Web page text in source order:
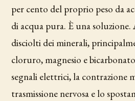
per cento del proprio peso da
di acqua pura. È una
disciolti dei minerali,
cloruro, magnesio e
segnali elettrici, la contrazione
trasmissione nervosa e lo